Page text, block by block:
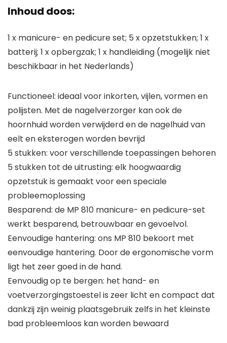
Inhoud doos:
1 x manicure- en pedicure set; 5 x opzetstukken; 1 x
batterij; 1 x opbergzak; 1 x handleiding (mogelijk niet
beschikbaar in het Nederlands)
Functioneel: ideaal voor inkorten, vijlen, vormen en
polijsten. Met de nagelverzorger kan ook de
hoornhuid worden verwijderd en de nagelhuid van
eelt en eksterogen worden bevrijd
5 stukken: voor verschillende toepassingen behoren
5 stukken tot de uitrusting: elk hoogwaardig
opzetstuk is gemaakt voor een speciale
probleemoplossing
Besparend: de MP 810 manicure- en pedicure-set
werkt besparend, betrouwbaar en gevoelvol.
Eenvoudige hantering: ons MP 810 bekoort met
eenvoudige hantering. Door de ergonomische vorm
ligt het zeer goed in de hand.
Eenvoudig op te bergen: het hand- en
voetverzorgingstoestel is zeer licht en compact dat
dankzij zijn weinig plaatsgebruik zelfs in het kleinste
bad probleemloos kan worden bewaard